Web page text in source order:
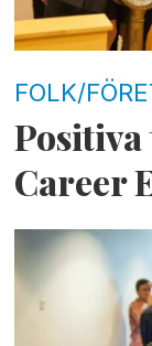
FOLK/
Career